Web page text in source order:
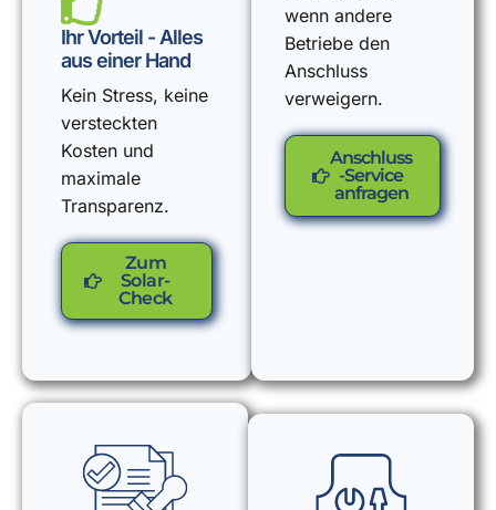
Ihr Vorteil - Alles
aus einer Hand
Kein Stress, keine
versteckten
Kosten und
maximale
Transparenz.
Zum
Solar-
Check
wenn andere
Betriebe den
Anschluss
verweigern.
Anschluss
-Service
anfragen